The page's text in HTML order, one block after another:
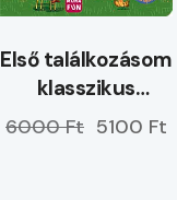
Első találkozásom
klasszikus
zenékkel
6000 Ft 5100 Ft